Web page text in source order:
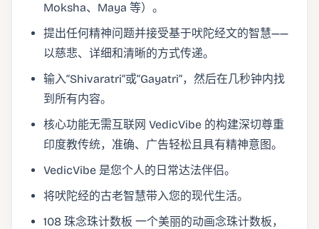
Moksha、Maya 等）。
提出任何精神问题并接受基于吠陀经文的智慧——
以慈悲、详细和清晰的方式传递。
输入“Shivaratri”或“Gayatri”，然后在几秒钟内找
到所有内容。
核心功能无需互联网 VedicVibe 的构建深切尊重
印度教传统，准确、广告轻松且具有精神意图。
VedicVibe 是您个人的日常达法伴侣。
将吠陀经的古老智慧带入您的现代生活。
108 珠念珠计数板 一个美丽的动画念珠计数板，